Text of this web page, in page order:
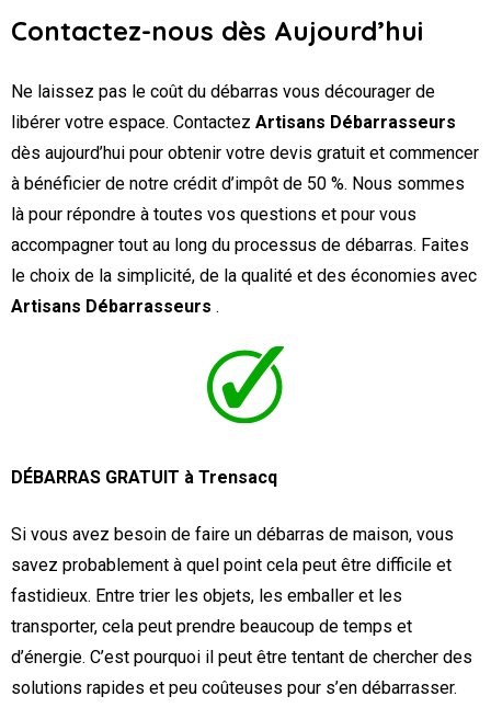
Contactez-nous dès Aujourd’hui
Ne laissez pas le coût du débarras vous décourager de
libérer votre espace. Contactez Artisans Débarrasseurs
dès aujourd’hui pour obtenir votre devis gratuit et commencer
à bénéficier de notre crédit d’impôt de 50 %. Nous sommes
là pour répondre à toutes vos questions et pour vous
accompagner tout au long du processus de débarras. Faites
le choix de la simplicité, de la qualité et des économies avec
Artisans Débarrasseurs .
DÉBARRAS GRATUIT à Trensacq
Si vous avez besoin de faire un débarras de maison, vous
savez probablement à quel point cela peut être difficile et
fastidieux. Entre trier les objets, les emballer et les
transporter, cela peut prendre beaucoup de temps et
d’énergie. C’est pourquoi il peut être tentant de chercher des
solutions rapides et peu coûteuses pour s’en débarrasser.